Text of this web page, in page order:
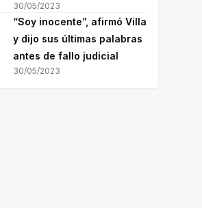
30/05/2023
“Soy inocente”, afirmó Villa
y dijo sus últimas palabras
antes de fallo judicial
30/05/2023